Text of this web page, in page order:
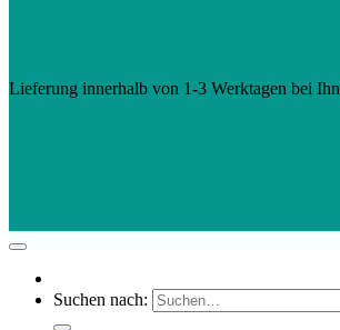
Lieferung innerhalb von 1-3 Werktagen bei
Suchen nach: